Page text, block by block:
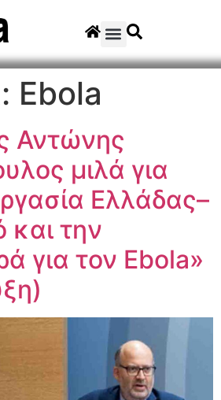
Ebola
Αντώνης
μιλά για
Ελλάδας–
την
για τον Ebola»